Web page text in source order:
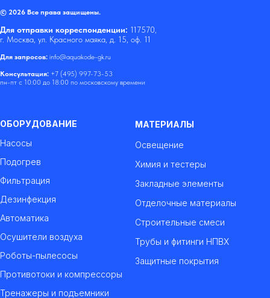
© 2026 Все права защищены.
Для отправки корреспонденции: 117570,
г. Москва, ул. Красного маяка, д. 15, оф. 11
Для запросов: info@aquakode-gk.ru
Консультация: +7 (495) 997-73-53
пн-пт с 10:00 до 18:00 по московскому времени
ОБОРУДОВАНИЕ
Насосы
Подогрев
Фильтрация
Дезинфекция
Автоматика
Осушители воздуха
Роботы-пылесосы
Противотоки и компрессоры
Тренажеры и подъемники
МАТЕРИАЛЫ
Освещение
Химия и тестеры
Закладные элементы
Отделочные материалы
Строительные смеси
Трубы и фитинги НПВХ
Защитные покрытия